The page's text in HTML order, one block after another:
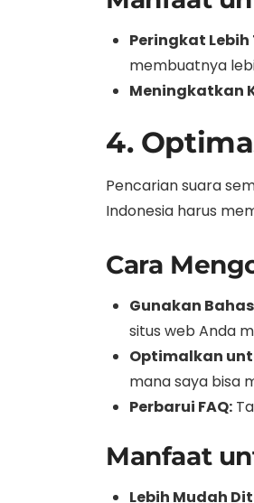
Peringkat
membuatnya
Meningkatkan
4.
Pencarian suara
Indonesia harus
Cara
Gunakan
situs web Anda
Optimalkan
mana saya bisa
Perbarui FAQ:
Manfaat
Lebih Mudah